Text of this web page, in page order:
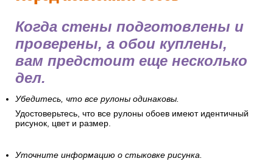
Когда стены подготовлены и
проверены, а обои куплены,
вам предстоит еще несколько
дел.
Убедитесь, что все рулоны одинаковы.
Удостоверьтесь, что все рулоны обоев имеют идентичный
рисунок, цвет и размер.
Уточните информацию о стыковке рисунка.